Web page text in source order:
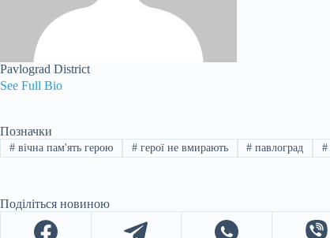
Pavlograd District
See Full Bio
Позначки
#вічна пам'ять герою #герої не вмирають # павлоград #
Поділіться новиною